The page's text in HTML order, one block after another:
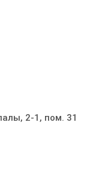
2-1, пом. 31